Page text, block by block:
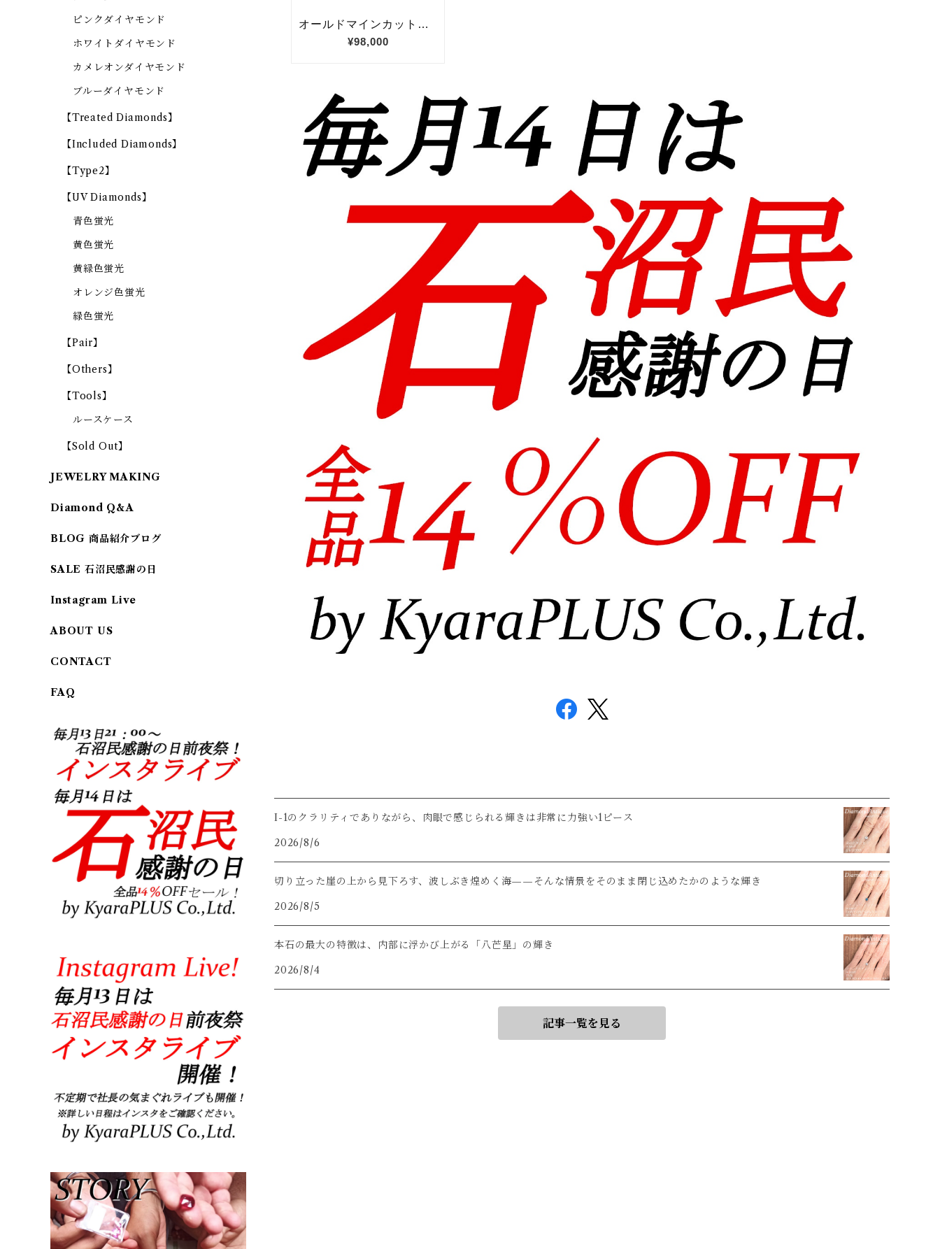
I-1のクラリティでありながら、肉眼で感じられる輝きは非常に力強い1ピース
2026/8/6
切り立った崖の上から見下ろす、波しぶき煌めく海——そんな情景をそのまま閉じ込めたかのような輝き
2026/8/5
本石の最大の特徴は、内部に浮かび上がる「八芒星」の輝き
2026/8/4
記事一覧を見る
ピンクダイヤモンド
ホワイトダイヤモンド
カメレオンダイヤモンド
ブルーダイヤモンド
【Treated Diamonds】
【Included Diamonds】
【Type2】
【UV Diamonds】
青色蛍光
黄色蛍光
黄緑色蛍光
オレンジ色蛍光
緑色蛍光
【Pair】
【Others】
【Tools】
ルースケース
【Sold Out】
JEWELRY MAKING
Diamond Q&A
BLOG 商品紹介ブログ
SALE 石沼民感謝の日
Instagram Live
ABOUT US
CONTACT
FAQ